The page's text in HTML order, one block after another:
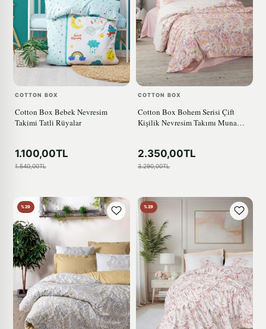
COTTON BOX
Cotton Box Bebek Nevresim
Takimi Tatli Rüyalar
1.100,00TL
1.540,00TL
COTTON BOX
Cotton Box Bohem Serisi Çift
Kişilik Nevresim Takımı Muna
2.350,00TL
3.290,00TL
%29 %29